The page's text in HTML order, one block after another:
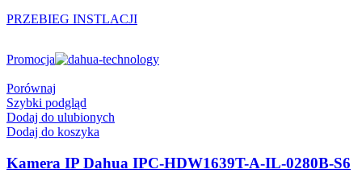
PRZEBIEG INSTLACJI
Promocja
Porównaj
Szybki podgląd
Dodaj do ulubionych
Dodaj do koszyka
Kamera IP Dahua IPC-HDW1639T-A-IL-0280B-S6